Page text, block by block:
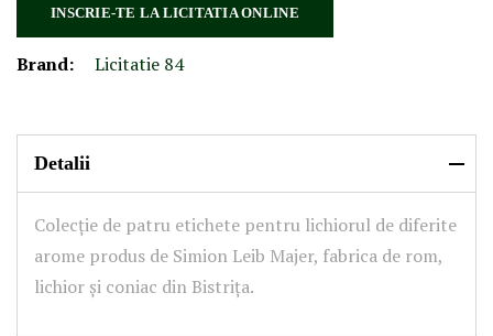
INSCRIE-TE LA LICITATIA ONLINE
Brand: Licitatie 84
Detalii
Colecție de patru etichete pentru lichiorul de diferite
arome produs de Simion Leib Majer, fabrica de rom,
lichior și coniac din Bistrița.